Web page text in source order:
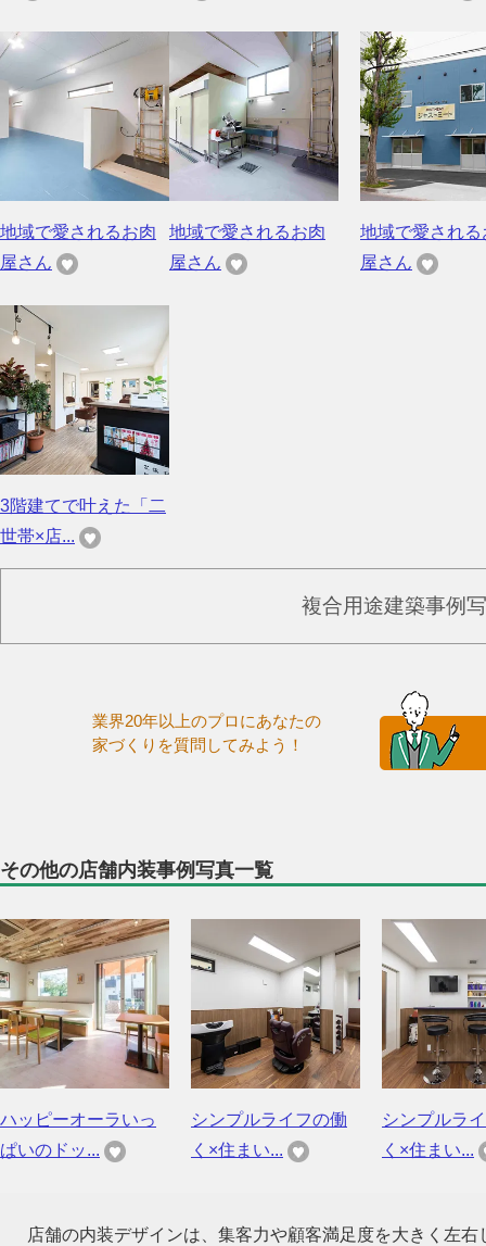
地域で愛されるお肉
屋さん
地域で愛されるお肉
屋さん
地域で愛される
屋さん
3階建てで叶えた「二
世帯×店...
複合用途建築事例
業界20年以上のプロにあなたの
家づくりを質問してみよう！
その他の店舗内装事例写真一覧
ハッピーオーラいっ
ぱいのドッ...
シンプルライフの働
く×住まい...
シンプルラ
く×住まい...
店舗の内装デザインは、集客力や顧客満足度を大きく左